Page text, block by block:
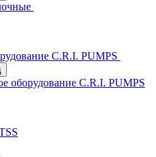
C.R.I. PUMPS
оборудование C.R.I. PUMPS